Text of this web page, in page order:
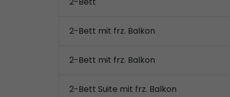
2-Bett mit frz. Balkon
2-Bett mit frz. Balkon
2-Bett Suite mit frz. Balkon